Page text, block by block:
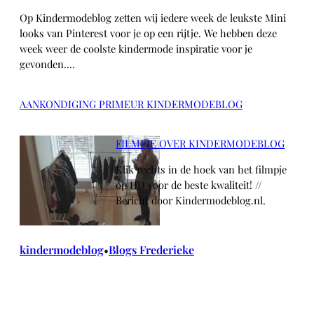
Op Kindermodeblog zetten wij iedere week de leukste Mini
looks van Pinterest voor je op een rijtje. We hebben deze
week weer de coolste kindermode inspiratie voor je
gevonden.…
AANKONDIGING PRIMEUR KINDERMODEBLOG
FILMPJE OVER KINDERMODEBLOG
Klik rechts in de hoek van het filmpje
op HD voor de beste kwaliteit! //
Bericht door Kindermodeblog.nl.
kindermodeblog•Blogs Frederieke